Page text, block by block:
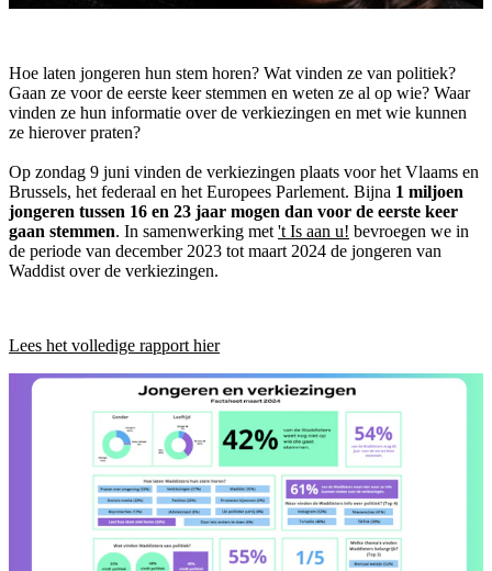
Hoe laten jongeren hun stem horen? Wat vinden ze van politiek?
Gaan ze voor de eerste keer stemmen en weten ze al op wie? Waar
vinden ze hun informatie over de verkiezingen en met wie kunnen
ze hierover praten?
Op zondag 9 juni vinden de verkiezingen plaats voor het Vlaams en
Brussels, het federaal en het Europees Parlement. Bijna 1 miljoen
jongeren tussen 16 en 23 jaar mogen dan voor de eerste keer
gaan stemmen. In samenwerking met 't Is aan u! bevroegen we in
de periode van december 2023 tot maart 2024 de jongeren van
Waddist over de verkiezingen.
Lees het volledige rapport hier